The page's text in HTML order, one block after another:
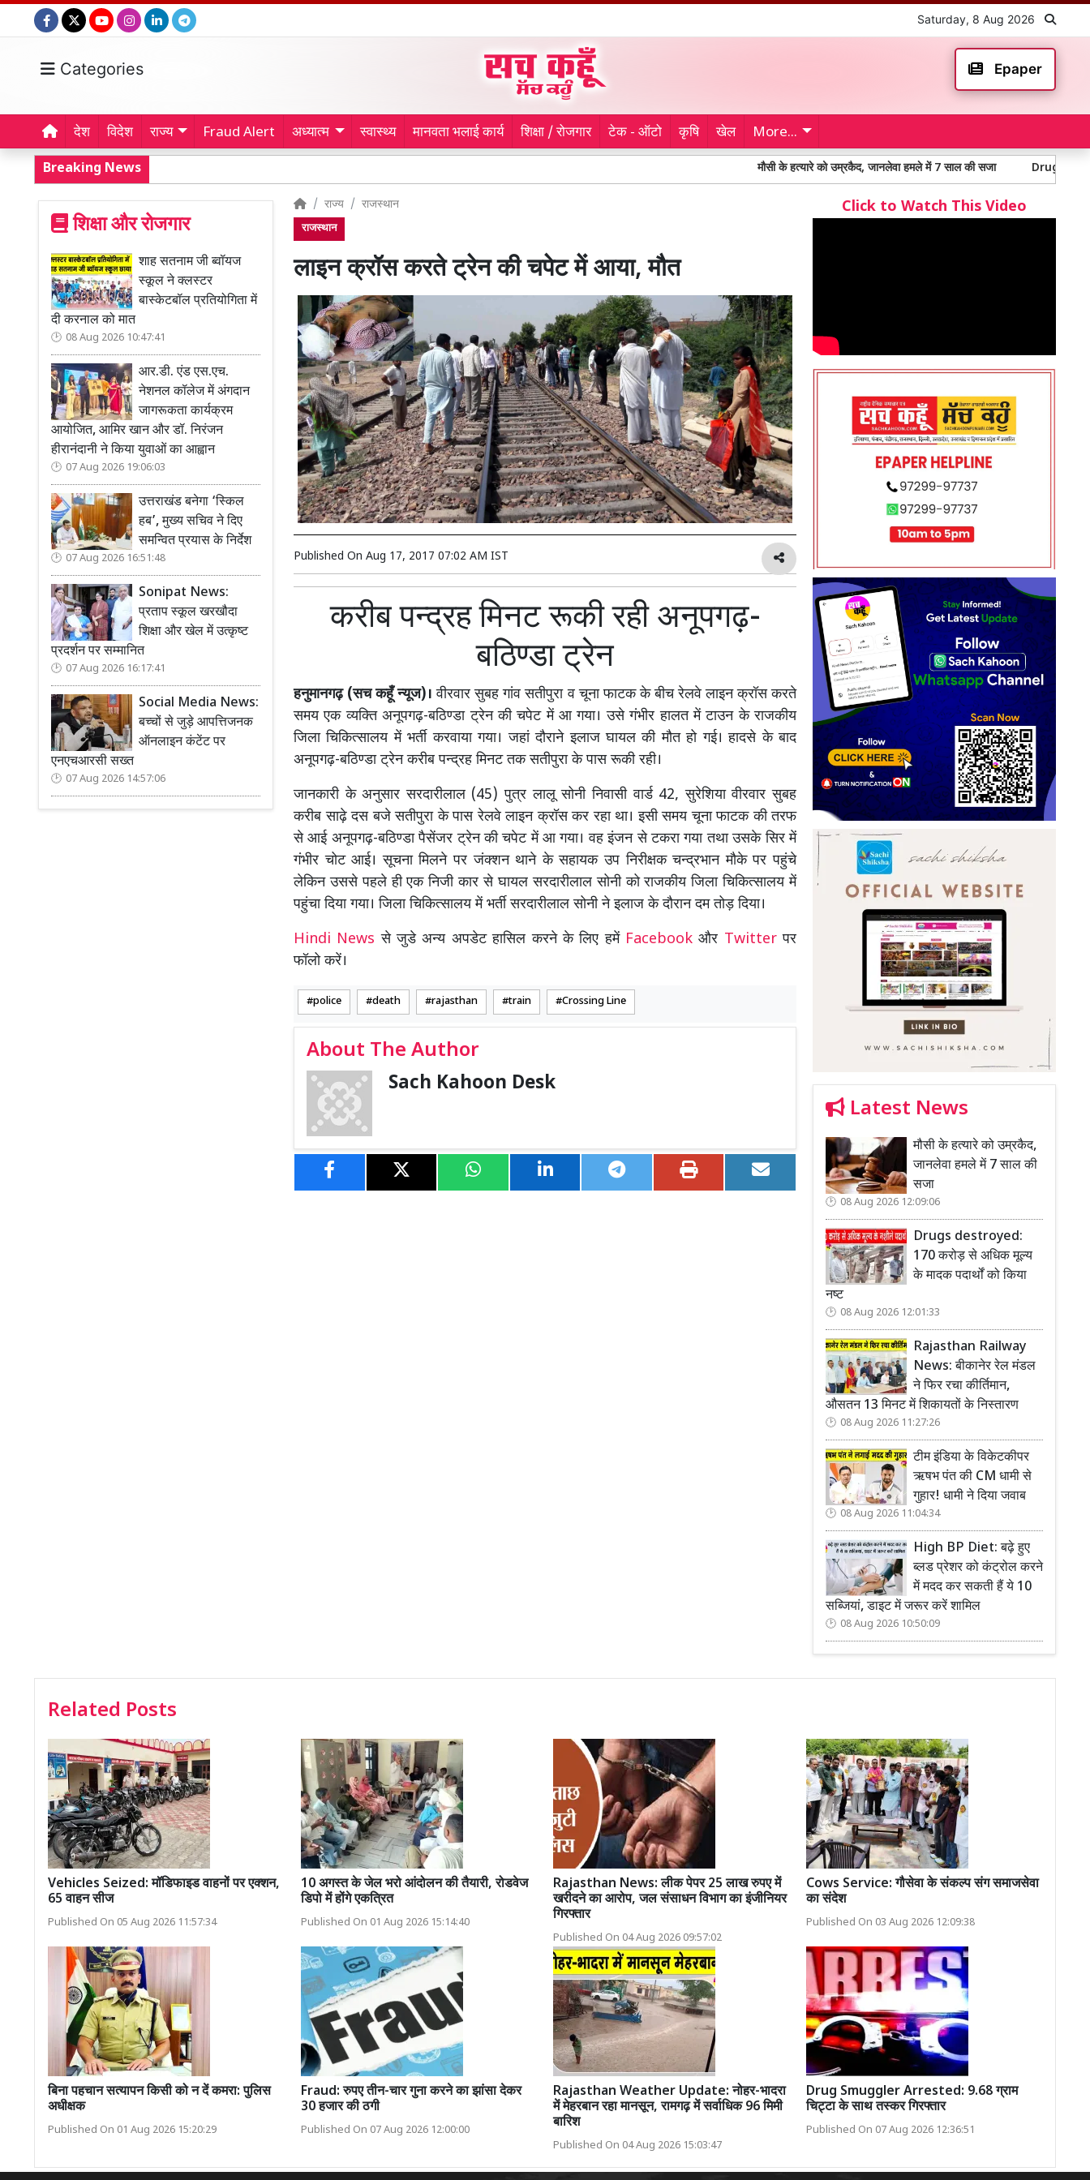
Saturday, 8 Aug 2026
Categories Epaper
देश विदेश राज्य Fraud Alert अध्यात्म स्वास्थ्य मानवता भलाई कार्य शिक्षा / रोजगार टेक - ऑटो कृषि खेल More...
Breaking News मौसी के हत्यारे को उम्रकैद, जानलेवा हमले में 7 साल की सजा Drugs destroyed: 170
शिक्षा और रोजगार
शाह सतनाम जी ब्वॉयज
स्कूल ने क्लस्टर
बास्केटबॉल प्रतियोगिता में
दी करनाल को मात
08 Aug 2026 10:47:41
आर.डी. एंड एस.एच.
नेशनल कॉलेज में अंगदान
जागरूकता कार्यक्रम
आयोजित, आमिर खान और डॉ. निरंजन
हीरानंदानी ने किया युवाओं का आह्वान
07 Aug 2026 19:06:03
उत्तराखंड बनेगा ‘स्किल
हब’, मुख्य सचिव ने दिए
समन्वित प्रयास के निर्देश
07 Aug 2026 16:51:48
Sonipat News:
प्रताप स्कूल खरखौदा
शिक्षा और खेल में उत्कृष्ट
प्रदर्शन पर सम्मानित
07 Aug 2026 16:17:41
Social Media News:
बच्चों से जुड़े आपत्तिजनक
ऑनलाइन कंटेंट पर
एनएचआरसी सख्त
07 Aug 2026 14:57:06
राज्य राजस्थान
राजस्थान
लाइन क्रॉस करते ट्रेन की चपेट में आया, मौत
Published On Aug 17, 2017 07:02 AM IST
करीब पन्द्रह मिनट रूकी रही अनूपगढ़-
बठिण्डा ट्रेन
हनुमानगढ़ (सच कहूँ न्यूज)। वीरवार सुबह गांव सतीपुरा व चूना फाटक के बीच रेलवे लाइन क्रॉस करते
समय एक व्यक्ति अनूपगढ़-बठिण्डा ट्रेन की चपेट में आ गया। उसे गंभीर हालत में टाउन के राजकीय
जिला चिकित्सालय में भर्ती करवाया गया। जहां दौराने इलाज घायल की मौत हो गई। हादसे के बाद
अनूपगढ़-बठिण्डा ट्रेन करीब पन्द्रह मिनट तक सतीपुरा के पास रूकी रही।
जानकारी के अनुसार सरदारीलाल (45) पुत्र लालू सोनी निवासी वार्ड 42, सुरेशिया वीरवार सुबह
करीब साढ़े दस बजे सतीपुरा के पास रेलवे लाइन क्रॉस कर रहा था। इसी समय चूना फाटक की तरफ
से आई अनूपगढ़-बठिण्डा पैसेंजर ट्रेन की चपेट में आ गया। वह इंजन से टकरा गया तथा उसके सिर में
गंभीर चोट आई। सूचना मिलने पर जंक्शन थाने के सहायक उप निरीक्षक चन्द्रभान मौके पर पहुंचे
लेकिन उससे पहले ही एक निजी कार से घायल सरदारीलाल सोनी को राजकीय जिला चिकित्सालय में
पहुंचा दिया गया। जिला चिकित्सालय में भर्ती सरदारीलाल सोनी ने इलाज के दौरान दम तोड़ दिया।
Hindi Newsसे जुडे अन्य अपडेट हासिल करने के लिए हमें Facebookऔर Twitterपर
फॉलो करें।
police death rajasthan train Crossing Line
About The Author
Sach Kahoon Desk
Click to Watch This Video
Latest News
मौसी के हत्यारे को उम्रकैद,
जानलेवा हमले में 7 साल की
सजा
08 Aug 2026 12:09:06
Drugs destroyed:
170 करोड़ से अधिक मूल्य
के मादक पदार्थों को किया
नष्ट
08 Aug 2026 12:01:33
Rajasthan Railway
News: बीकानेर रेल मंडल
ने फिर रचा कीर्तिमान,
औसतन 13 मिनट में शिकायतों के निस्तारण
08 Aug 2026 11:27:26
टीम इंडिया के विकेटकीपर
ऋषभ पंत की CM धामी से
गुहार! धामी ने दिया जवाब
08 Aug 2026 11:04:34
High BP Diet: बढ़े हुए
ब्लड प्रेशर को कंट्रोल करने
में मदद कर सकती हैं ये 10
सब्जियां, डाइट में जरूर करें शामिल
08 Aug 2026 10:50:09
Related Posts
Vehicles Seized: मॉडिफाइड वाहनों पर एक्शन,
65 वाहन सीज
Published On 05 Aug 2026 11:57:34
10 अगस्त के जेल भरो आंदोलन की तैयारी, रोडवेज
डिपो में होंगे एकत्रित
Published On 01 Aug 2026 15:14:40
Rajasthan News: लीक पेपर 25 लाख रुपए में
खरीदने का आरोप, जल संसाधन विभाग का इंजीनियर
गिरफ्तार
Published On 04 Aug 2026 09:57:02
Cows Service: गौसेवा के संकल्प संग समाजसेवा
का संदेश
Published On 03 Aug 2026 12:09:38
बिना पहचान सत्यापन किसी को न दें कमरा: पुलिस
अधीक्षक
Published On 01 Aug 2026 15:20:29
Fraud: रुपए तीन-चार गुना करने का झांसा देकर
30 हजार की ठगी
Published On 07 Aug 2026 12:00:00
Rajasthan Weather Update: नोहर-भादरा
में मेहरबान रहा मानसून, रामगढ़ में सर्वाधिक 96 मिमी
बारिश
Published On 04 Aug 2026 15:03:47
Drug Smuggler Arrested: 9.68 ग्राम
चिट्टा के साथ तस्कर गिरफ्तार
Published On 07 Aug 2026 12:36:51